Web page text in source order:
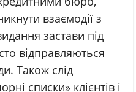
взаємодії з
застави під
відправляються
Також слід
списки» клієнтів і